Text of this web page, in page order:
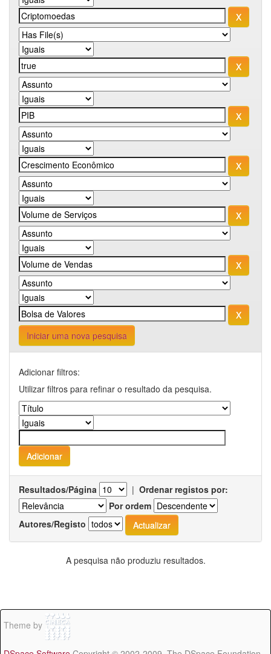
Iniciar uma nova pesquisa
Adicionar filtros:
Utilizar filtros para refinar o resultado da pesquisa.
Resultados/Página | Ordenar registos por:
Por ordem
Autores/Registo
A pesquisa não produziu resultados.
Theme by